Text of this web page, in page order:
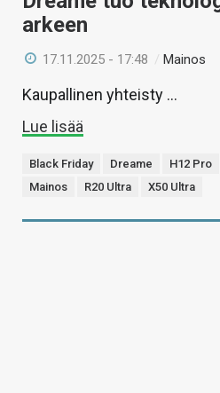
arkeen
17.11.2025 - 17:48 /Mainos
Kaupallinen yhteisty …
Lue lisää
Black Friday Dreame H12 Pro
Mainos
R20 Ultra X50 Ultra